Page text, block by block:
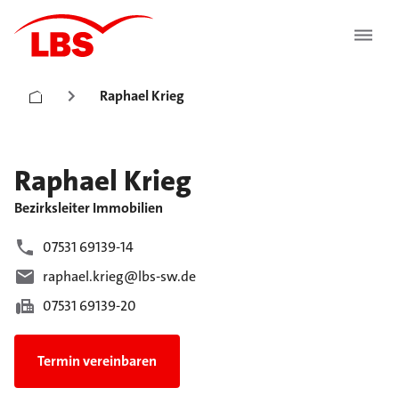
Raphael Krieg
Raphael Krieg
Bezirksleiter Immobilien
07531 69139-14
raphael.krieg@lbs-sw.de
07531 69139-20
Termin vereinbaren